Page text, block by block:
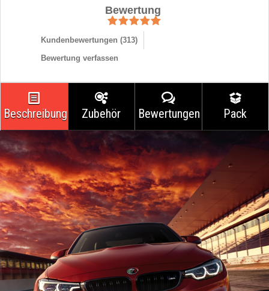
Bewertung
Kundenbewertungen (313)
Bewertung verfassen
Beschreibung Zubehör Bewertungen Pack